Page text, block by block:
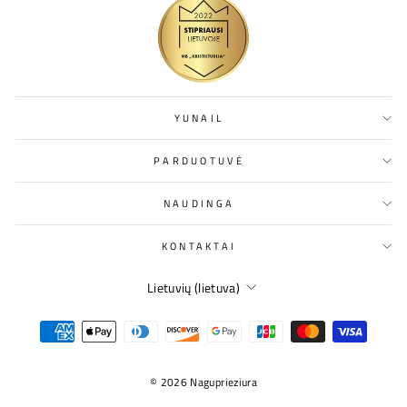
YUNAIL
PARDUOTUVĖ
NAUDINGA
KONTAKTAI
KALBA
Lietuvių (lietuva)
© 2026 Naguprieziura